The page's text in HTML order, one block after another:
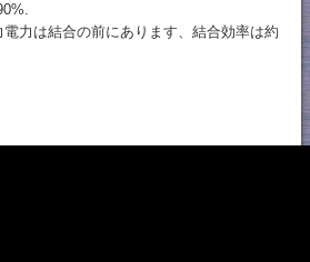
結合の前にあります、結合効率は約